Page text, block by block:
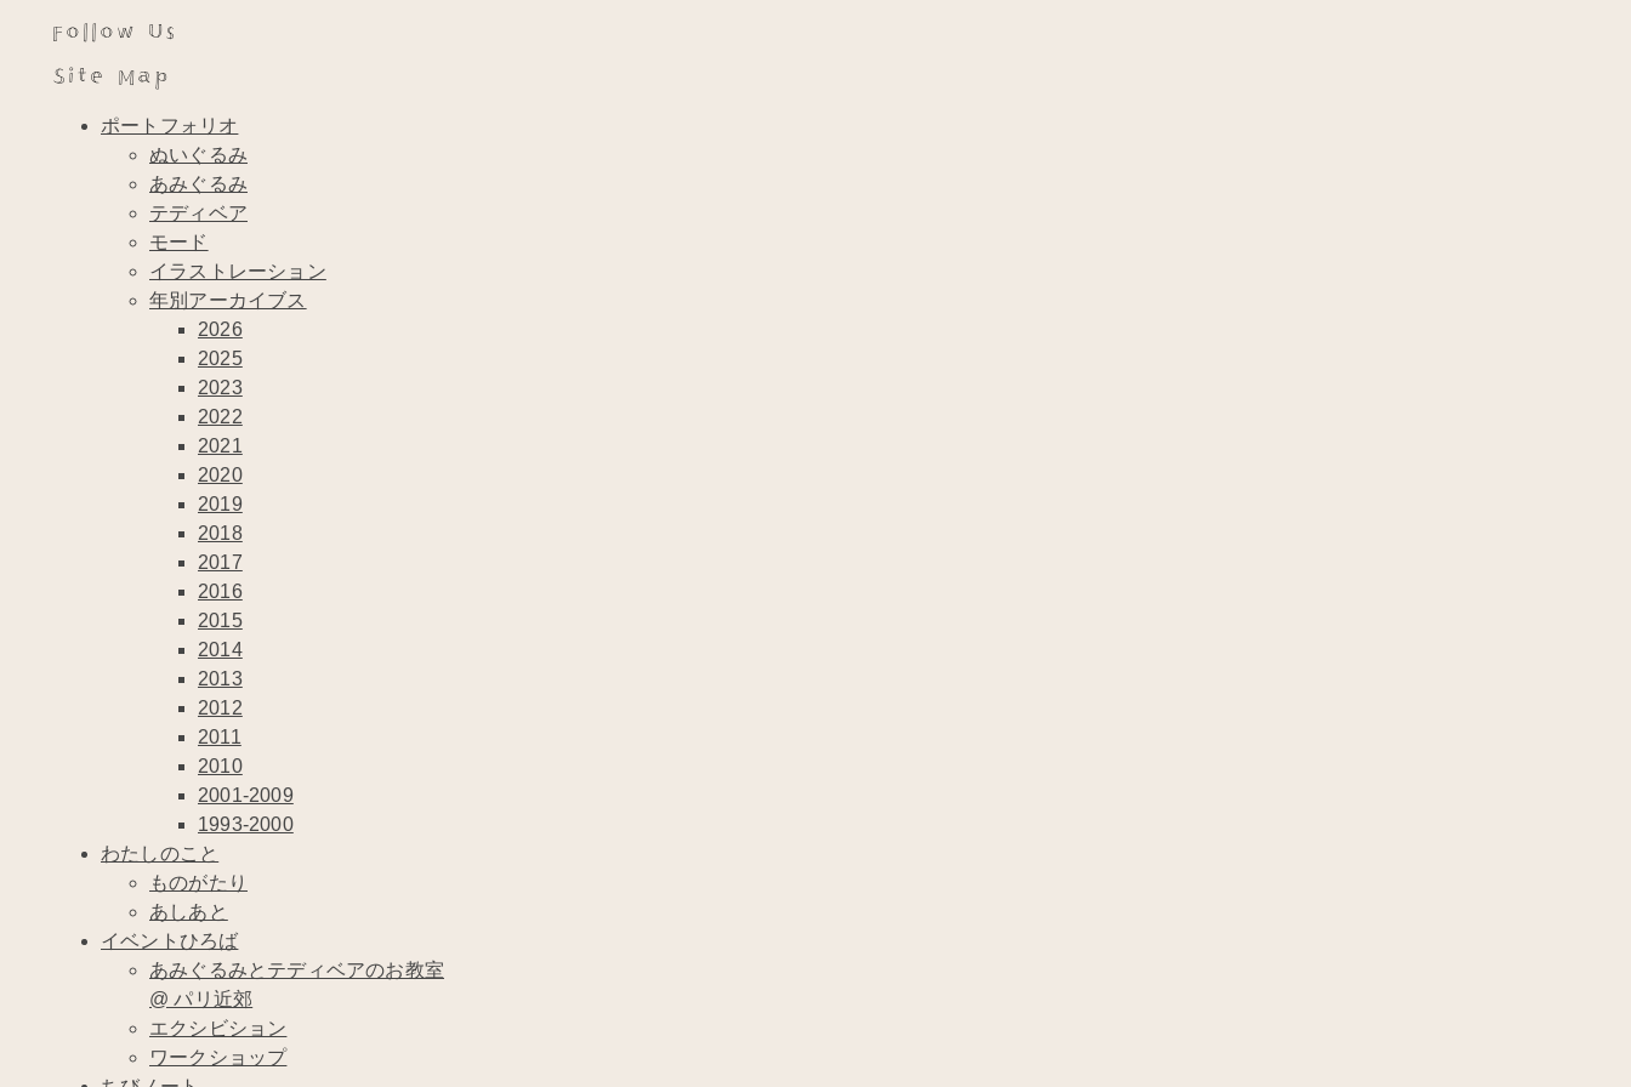
Follow Us
Site Map
ポートフォリオ
ぬいぐるみ
あみぐるみ
テディベア
モード
イラストレーション
年別アーカイブス
2026
2025
2023
2022
2021
2020
2019
2018
2017
2016
2015
2014
2013
2012
2011
2010
2001-2009
1993-2000
わたしのこと
ものがたり
あしあと
イベントひろば
あみぐるみとテディベアのお教室
@ パリ近郊
エクシビション
ワークショップ